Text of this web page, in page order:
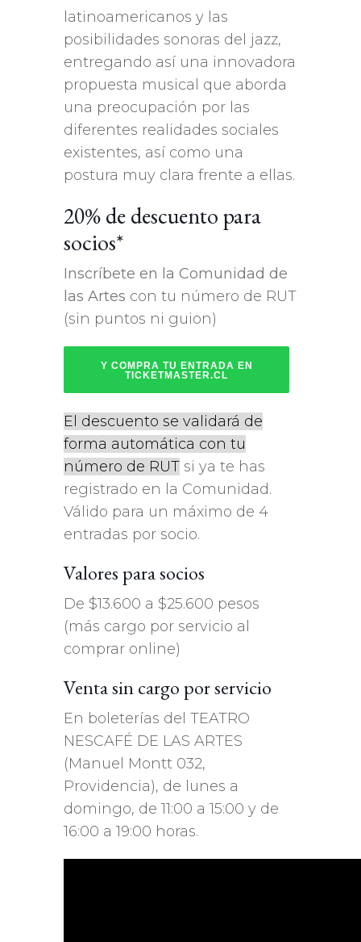
latinoamericanos y las
posibilidades sonoras del jazz,
entregando así una innovadora
propuesta musical que aborda
una preocupación por las
diferentes realidades sociales
existentes, así como una
postura muy clara frente a ellas.
20% de descuento para
socios*
Inscríbete en la Comunidad de
las Artes con tu número de RUT
(sin puntos ni guion)
Y COMPRA TU ENTRADA EN
TICKETMASTER.CL
El descuento se validará de
forma automática con tu
número de RUT si ya te has
registrado en la Comunidad.
Válido para un máximo de 4
entradas por socio.
Valores para socios
De $13.600 a $25.600 pesos
(más cargo por servicio al
comprar online)
Venta sin cargo por servicio
En boleterías del TEATRO
NESCAFÉ DE LAS ARTES
(Manuel Montt 032,
Providencia), de lunes a
domingo, de 11:00 a 15:00 y de
16:00 a 19:00 horas.